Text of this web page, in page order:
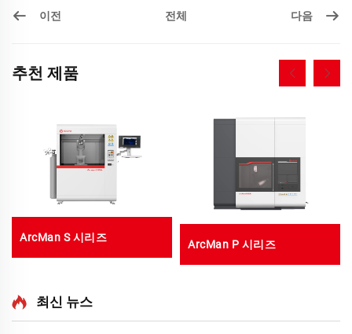
이전 전체 다음
추천 제품
ArcMan S 시리즈
ArcMan P 시리즈
최신 뉴스